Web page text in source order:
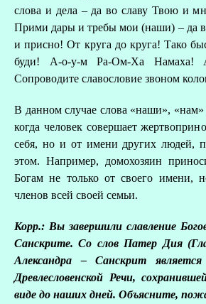
слова и дела – да во славу Твою и
Прими дары и требы мои (наши) – да
и присно! От круга до круга! Тако
буди! А-о-у-м Ра-Ом-Ха Намаха!
Сопроводите славословие звоном
В данном случае слова «наши», «нам»
когда человек совершает
себя, но и от имени других людей,
этом. Например, домохозяин
Богам не только от своего имени,
членов всей своей семьи.
Корр.: Вы завершили славление
Санскрите. Со слов Патер Дия
Александра – Санскрит
Древлесловенской Речи,
виде до наших дней. Объясните,